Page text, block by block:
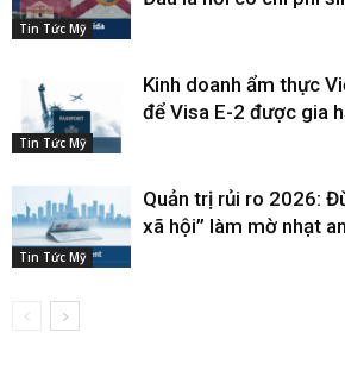
Tin Tức Mỹ
Tin Tức Mỹ
Kinh doanh ẩm thực
để Visa E-2 được gia
Tin Tức Mỹ
Quản trị rủi ro 2026:
xã hội” làm mờ nhạt